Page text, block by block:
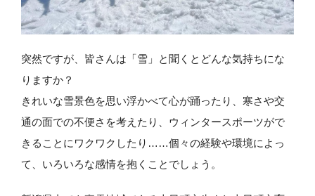
突然ですが、皆さんは「雪」と聞くとどんな気持ちにな
りますか？
きれいな雪景色を思い浮かべて心が踊ったり、寒さや交
通の面での不便さを考えたり、ウィンタースポーツがで
きることにワクワクしたり……個々の経験や環境によっ
て、いろいろな感情を抱くことでしょう。